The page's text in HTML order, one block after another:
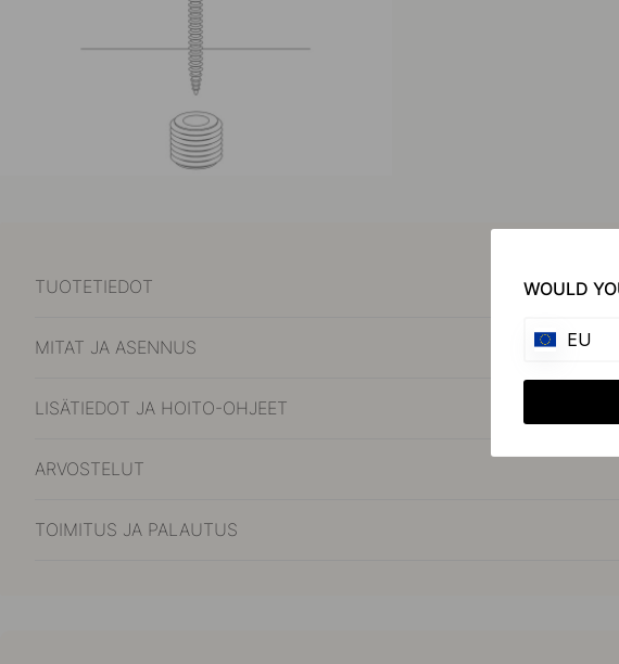
TUOTETIEDOT
MITAT JA ASENNUS
LISÄTIEDOT JA HOITO-OHJEET
ARVOSTELUT
TOIMITUS JA PALAUTUS
WOULD
EU